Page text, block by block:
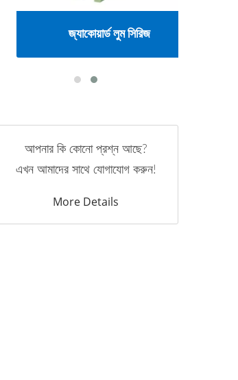
জ্যাকোয়ার্ড লুম সিরিজ
আপনার কি কোনো প্রশ্ন আছে?
এখন আমাদের সাথে যোগাযোগ করুন!
More Details